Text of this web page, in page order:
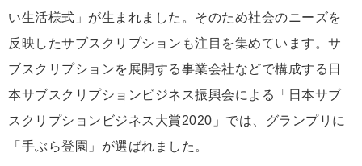
い生活様式」が生まれました。そのため社会のニーズを
反映したサブスクリプションも注目を集めています。サ
ブスクリプションを展開する事業会社などで構成する日
本サブスクリプションビジネス振興会による「日本サブ
スクリプションビジネス大賞2020」では、グランプリに
「手ぶら登園」が選ばれました。